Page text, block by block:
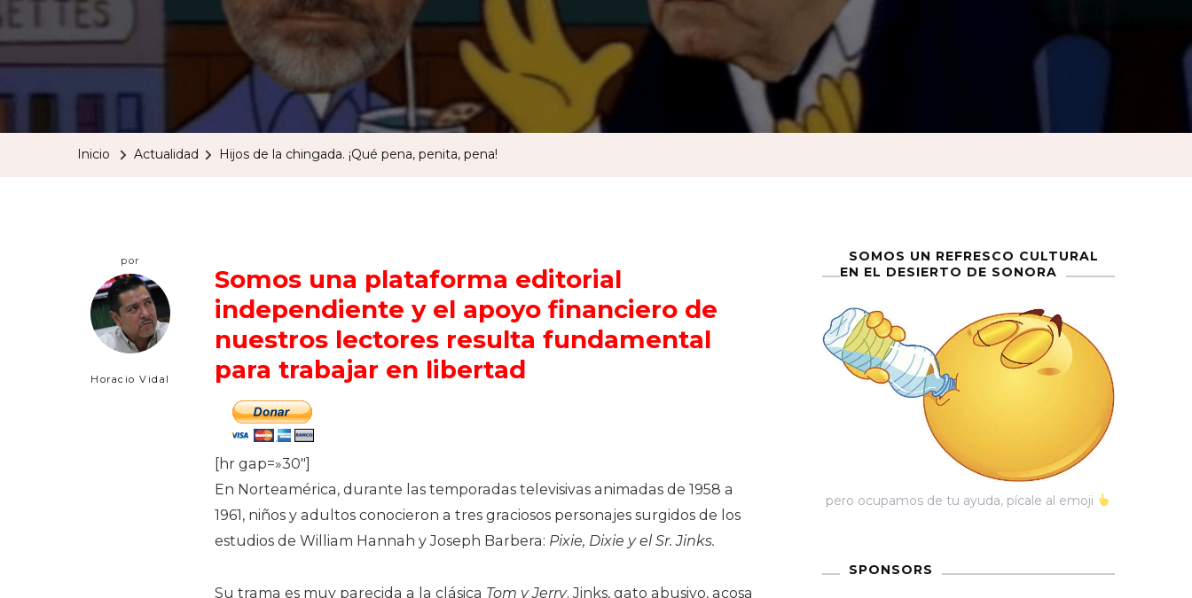
Chingada. ¡Qué
Pena,
Penita,
Inicio Actualidad Hijos de la chingada. ¡Qué pena, penita, pena!
por
Horacio Vidal
Somos una plataforma editorial
independiente y el apoyo financiero de
nuestros lectores resulta fundamental
para trabajar en libertad
[hr gap=»30″]
En Norteamérica, durante las temporadas televisivas animadas de 1958 a
1961, niños y adultos conocieron a tres graciosos personajes surgidos de los
estudios de William Hannah y Joseph Barbera: Pixie, Dixie y el Sr. Jinks.
Su trama es muy parecida a la clásica Tom y Jerry. Jinks, gato abusivo, acosa
SOMOS UN REFRESCO CULTURAL
EN EL DESIERTO DE SONORA
pero ocupamos de tu ayuda, pícale al emoji
SPONSORS